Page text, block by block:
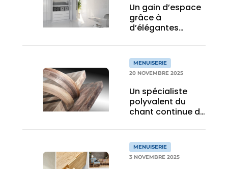
Un gain d’espace
grâce à
d’élégantes
portes
coulissantes
MENUISERIE
20 NOVEMBRE 2025
Un spécialiste
polyvalent du
chant continue de
MENUISERIE
3 NOVEMBRE 2025